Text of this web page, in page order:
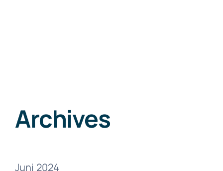
Archives
Juni 2024